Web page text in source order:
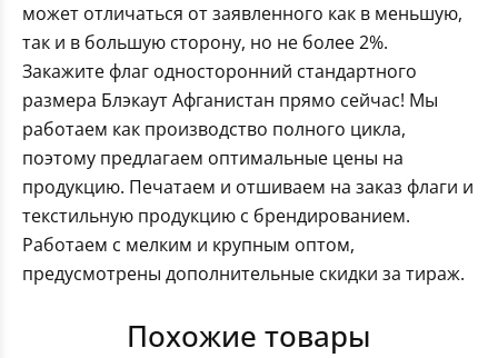
может отличаться от заявленного как в меньшую,
так и в большую сторону, но не более 2%.
Закажите флаг односторонний стандартного
размера Блэкаут Афганистан прямо сейчас! Мы
работаем как производство полного цикла,
поэтому предлагаем оптимальные цены на
продукцию. Печатаем и отшиваем на заказ флаги и
текстильную продукцию с брендированием.
Работаем с мелким и крупным оптом,
предусмотрены дополнительные скидки за тираж.
Похожие товары